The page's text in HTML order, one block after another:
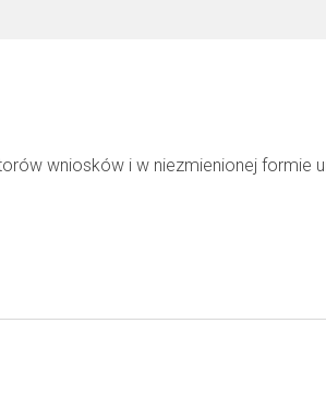
wniosków i w niezmienionej formie